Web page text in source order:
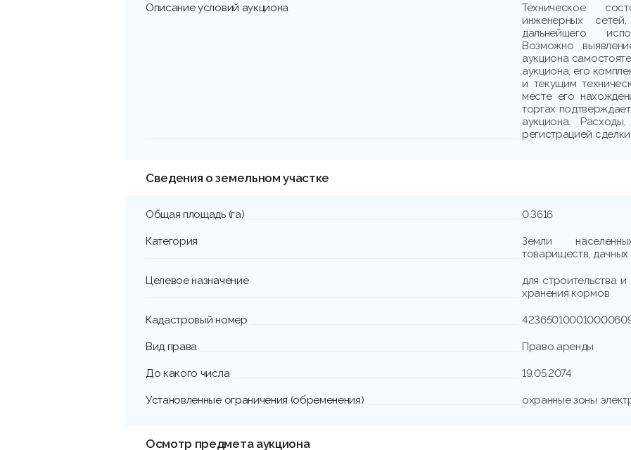
Описание условий аукциона
Техническое
инженерных
дальнейшего
Возможно
аукциона
аукциона, его
и текущим
месте его
торгах
аукциона.
регистрацией
Сведения о земельном участке
Общая площадь (га) 0.3616
Категория
Земли
товариществ,
Целевое назначение
для строительства
хранения кормов
Кадастровый номер
Вид права Право аренды
До какого числа 19.05.2074
Установленные ограничения (обременения) охранные зоны
Осмотр предмета аукциона